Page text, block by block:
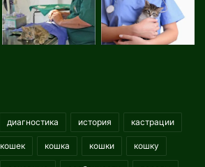
диагностика история кастрации
кошек кошка кошки кошку